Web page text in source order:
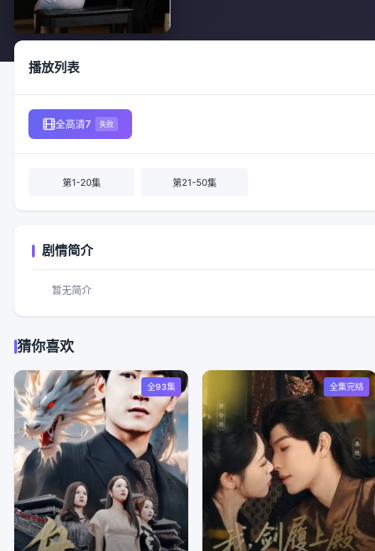
播放列表
全高清7 失败
第1-20集 第21-50集
剧情简介
暂无简介
猜你喜欢
全93集 全集完结